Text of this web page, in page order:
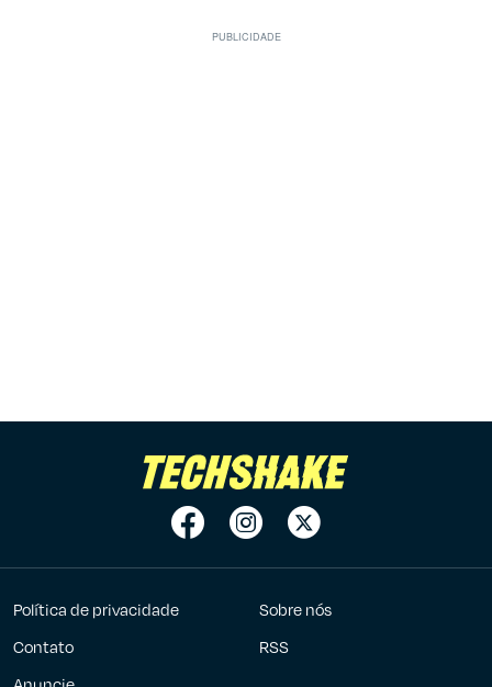
Política de privacidade
Sobre nós
Contato
RSS